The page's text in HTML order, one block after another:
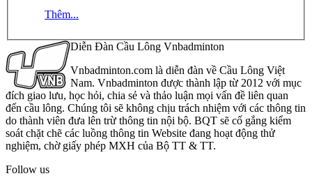
Thêm...
Diễn Đàn Cầu Lông Vnbadminton
Vnbadminton.com là diễn đàn về Cầu Lông Việt
Nam. Vnbadminton được thành lập từ 2012 với mục
đích giao lưu, học hỏi, chia sẻ và thảo luận mọi vấn đề liên quan
đến cầu lông. Chúng tôi sẽ không chịu trách nhiệm với các thông tin
do thành viên đưa lên trừ thông tin nội bộ. BQT sẽ cố gắng kiểm
soát chặt chẽ các luồng thông tin Website đang hoạt động thử
nghiệm, chờ giấy phép MXH của Bộ TT & TT.
Follow us